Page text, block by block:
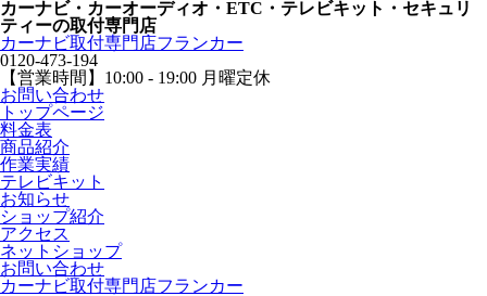
カーナビ・カーオーディオ・ETC・テレビキット・セキュリ
ティーの取付専門店
カーナビ取付専⾨店フランカー
0120-473-194
【営業時間】 10:00 - 19:00 月曜定休
お問い合わせ
トップページ
料金表
商品紹介
作業実績
テレビキット
お知らせ
ショップ紹介
アクセス
ネットショップ
お問い合わせ
カーナビ取付専⾨店フランカー